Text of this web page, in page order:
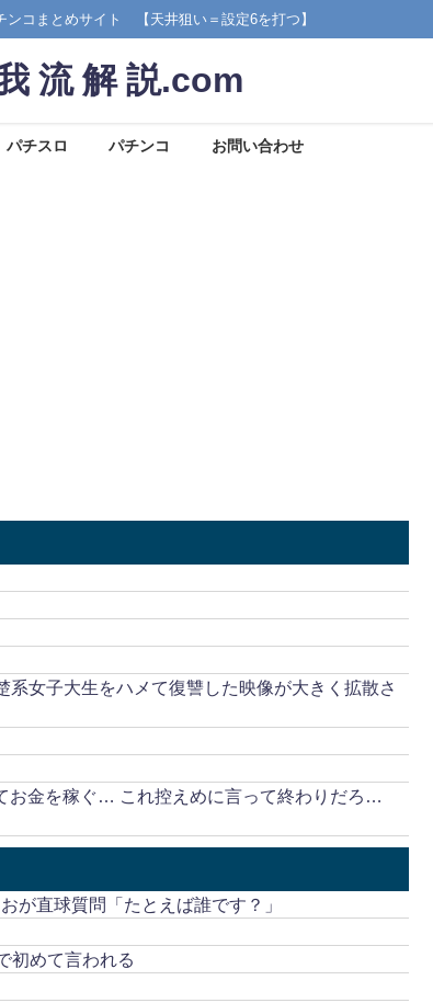
ンコまとめサイト 【天井狙い＝設定6を打つ】
流 解 説.com
パチスロ パチンコ お問い合わせ
系女子大生をハメて復讐した映像が大きく拡散さ
お金を稼ぐ… これ控えめに言って終わりだろ…
が直球質問「たとえば誰です？」
初めて言われる